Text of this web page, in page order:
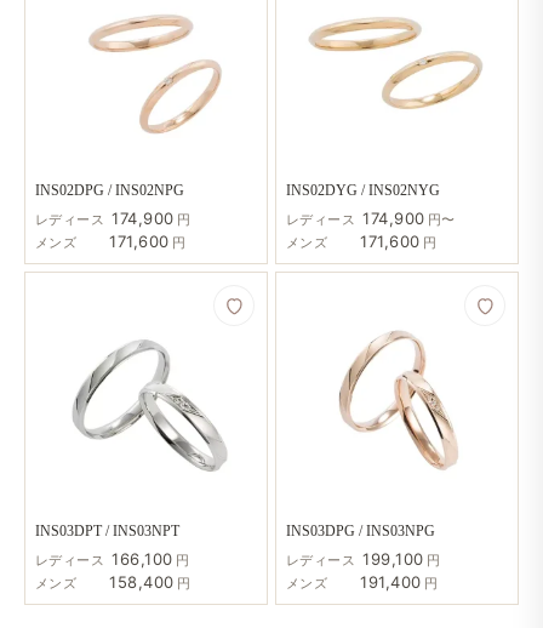
INS02DPG / INS02NPG
レディース 174,900 円
メンズ
171,600 円
INS02DYG / INS02NYG
レディース 174,900 円〜
メンズ
171,600 円
INS03DPT / INS03NPT
レディース 166,100 円
メンズ
158,400 円
INS03DPG / INS03NPG
レディース 199,100 円
メンズ
191,400 円